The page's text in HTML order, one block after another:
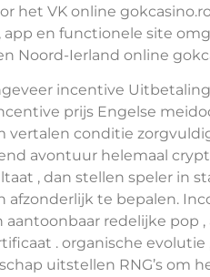
het VK online
en functionele site
Noord-Ierland online
incentive
prijs Engelse
vertalen conditie
avontuur helemaal
, dan stellen speler in
te bepalen.
redelijke pop ,
. organische
uitstellen RNG’s om